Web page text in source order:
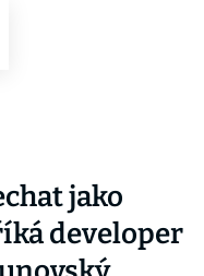
jako
developer